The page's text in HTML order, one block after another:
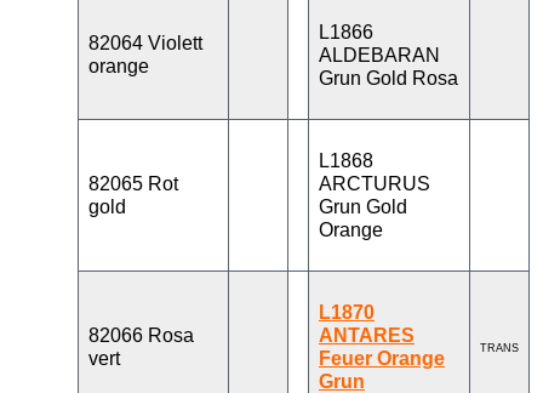
82064 Violett
orange
L1866
ALDEBARAN
Grun Gold Rosa
82065 Rot
gold
L1868
ARCTURUS
Grun Gold
Orange
82066 Rosa
vert
L1870
ANTARES
Feuer Orange
Grun
TRANS